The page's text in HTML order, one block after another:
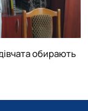
обирають